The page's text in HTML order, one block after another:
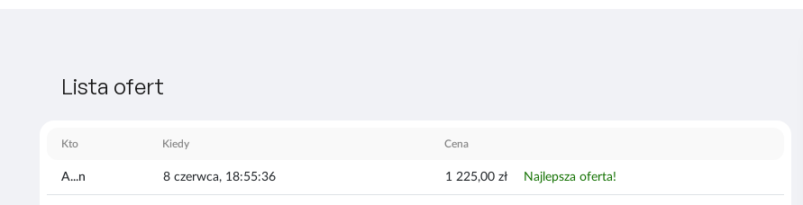
Lista ofert
Kto Kiedy Cena
A...n 8 czerwca, 18:55:36 1 225,00 zł Najlepsza oferta!